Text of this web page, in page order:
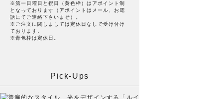
※第一日曜日と祝日（黄色枠）はアポイント制
となっております（アポイントはメール、お電
話にてご連絡下さいませ）。
※ご注文に関しましては定休日なしで受け付け
ております。
※青色枠は定休日。
Pick-Ups